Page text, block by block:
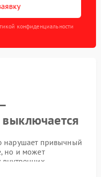
конфиденциальности
нарушает привычный
но и может
внутренних